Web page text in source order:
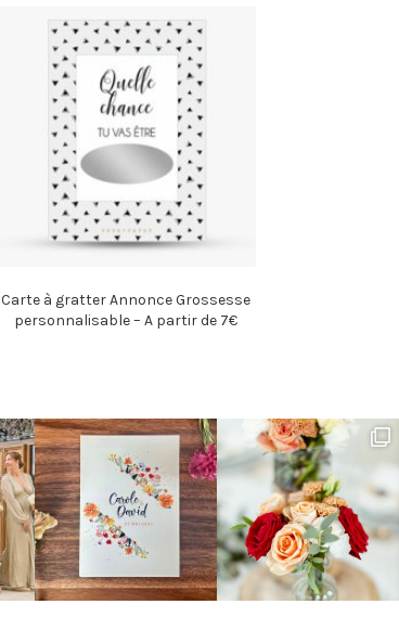
Carte à gratter Annonce Grossesse
personnalisable – A partir de 7€